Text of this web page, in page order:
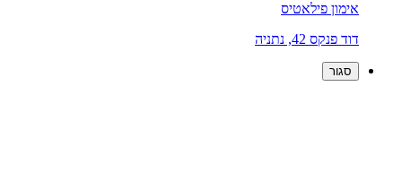
אימון פילאטיס
דוד פנקס 42, נתניה
סגור